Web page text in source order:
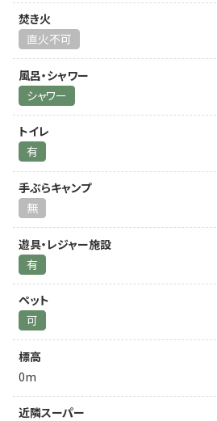
焚き火
直火不可
風呂・シャワー
シャワー
トイレ
有
手ぶらキャンプ
無
遊具・レジャー施設
有
ペット
可
標高
0m
近隣スーパー